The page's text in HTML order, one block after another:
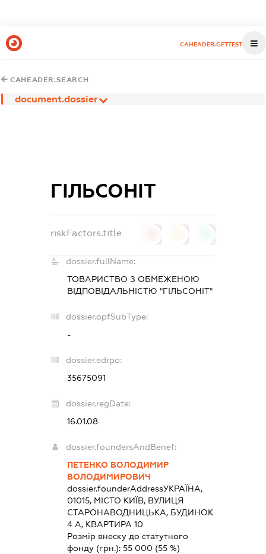
CAHEADER.GETTEST
CAHEADER.SEARCH
document.dossier
ГІЛЬСОНІТ
riskFactors.title
dossier.fullName:
ТОВАРИСТВО З ОБМЕЖЕНОЮ
ВІДПОВІДАЛЬНІСТЮ "ГІЛЬСОНІТ"
dossier.opfSubType:
-
dossier.edrpo:
35675091
dossier.regDate:
16.01.08
dossier.foundersAndBenef:
ПЕТЕНКО ВОЛОДИМИР
ВОЛОДИМИРОВИЧ
dossier.founderAddressУКРАЇНА,
01015, МІСТО КИЇВ, ВУЛИЦЯ
СТАРОНАВОДНИЦЬКА, БУДИНОК
4 А, КВАРТИРА 10
Розмір внеску до статутного
фонду (грн.):55 000 (55 %)